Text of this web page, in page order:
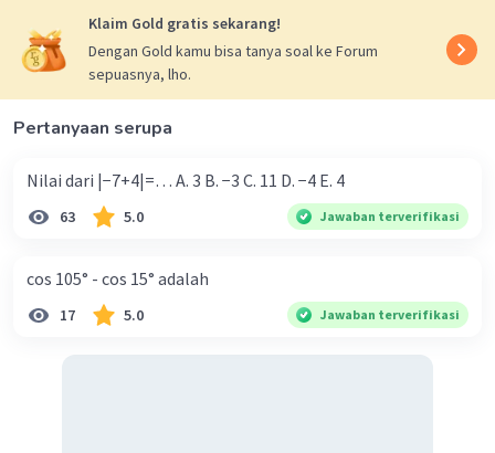
Beri Rating
Klaim Gold gratis sekarang!
Dengan Gold kamu bisa tanya soal ke Forum
sepuasnya, lho.
Pertanyaan serupa
Nilai dari |−7+4|=… A. 3 B. −3 C. 11 D. −4 E. 4
63 5.0 Jawaban terverifikasi
cos 105° - cos 15° adalah
17 5.0 Jawaban terverifikasi